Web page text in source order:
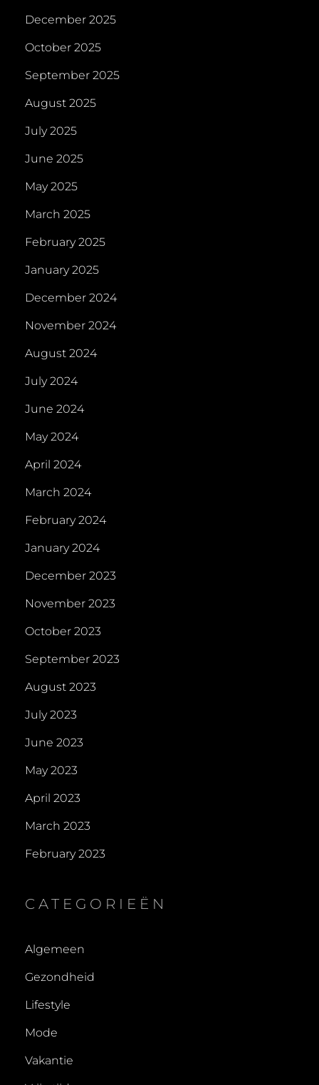
December 2025
October 2025
September 2025
August 2025
July 2025
June 2025
May 2025
March 2025
February 2025
January 2025
December 2024
November 2024
August 2024
July 2024
June 2024
May 2024
April 2024
March 2024
February 2024
January 2024
December 2023
November 2023
October 2023
September 2023
August 2023
July 2023
June 2023
May 2023
April 2023
March 2023
February 2023
CATEGORIEËN
Algemeen
Gezondheid
Lifestyle
Mode
Vakantie